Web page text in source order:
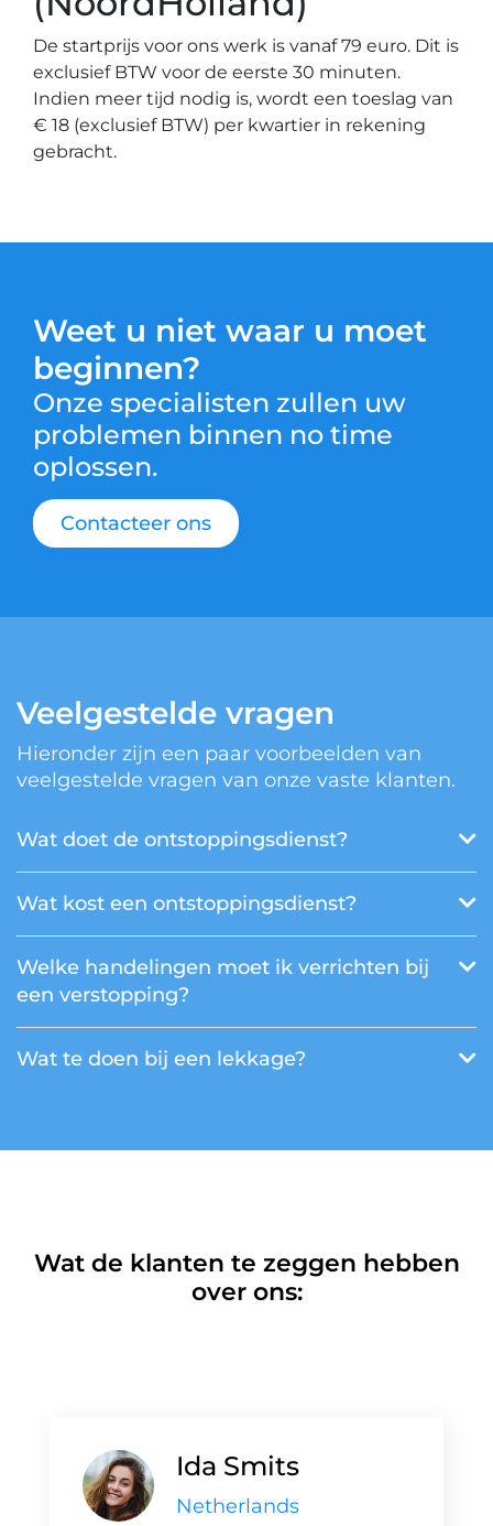
De startprijs voor ons werk is vanaf 79 euro. Dit is
exclusief BTW voor de eerste 30 minuten.
Indien meer tijd nodig is, wordt een toeslag van
€ 18 (exclusief BTW) per kwartier in rekening
gebracht.
Weet u niet waar u moet
beginnen?
Onze specialisten zullen uw
problemen binnen no time
oplossen.
Contacteer ons
Veelgestelde vragen
Hieronder zijn een paar voorbeelden van
veelgestelde vragen van onze vaste klanten.
Wat doet de ontstoppingsdienst?
Wat kost een ontstoppingsdienst?
Welke handelingen moet ik verrichten bij
een verstopping?
Wat te doen bij een lekkage?
Wat de klanten te zeggen hebben
over ons:
Ida Smits
Netherlands